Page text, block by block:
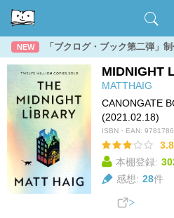
NEW 「ブクログ・ブック第二弾」
MIDNIGHT
MATTHAIG
CANONGATE
(2021.02.18)
ISBN・EAN:
本棚登録:
感想: 28件